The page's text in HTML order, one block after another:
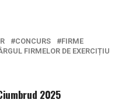
CONCURS
FIRME
FIRMELOR DE EXERCIȚIU
2025